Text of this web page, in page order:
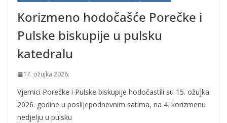
Korizmeno hodočašće Porečke i
Pulske biskupije u pulsku
katedralu
17. ožujka 2026.
Vjernici Porečke i Pulske biskupije hodočastili su 15. ožujka
2026. godine u poslijepodnevnim satima, na 4. korizmenu
nedjelju u pulsku